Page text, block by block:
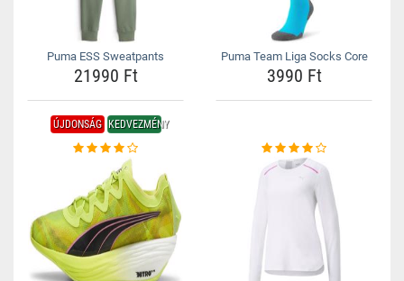
Puma ESS Sweatpants
21990 Ft
Puma Team Liga Socks Core
3990 Ft
ÚJDONSÁG KEDVEZMÉNY